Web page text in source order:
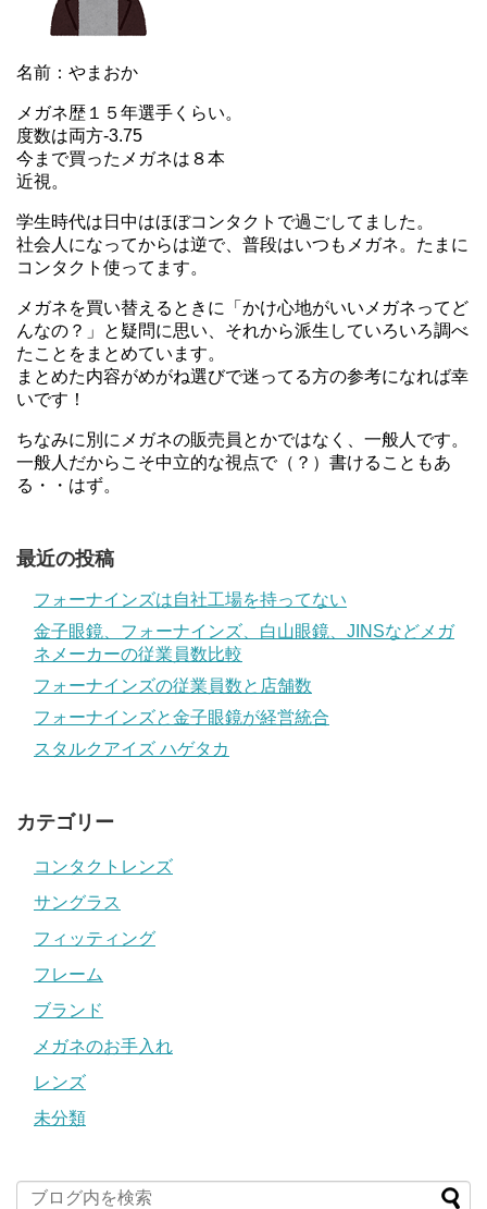
名前：やまおか
メガネ歴１５年選手くらい。
度数は両方-3.75
今まで買ったメガネは８本
近視。
学生時代は日中はほぼコンタクトで過ごしてました。
社会人になってからは逆で、普段はいつもメガネ。たまに
コンタクト使ってます。
メガネを買い替えるときに「かけ心地がいいメガネってど
んなの？」と疑問に思い、それから派生していろいろ調べ
たことをまとめています。
まとめた内容がめがね選びで迷ってる方の参考になれば幸
いです！
ちなみに別にメガネの販売員とかではなく、一般人です。
一般人だからこそ中立的な視点で（？）書けることもあ
る・・はず。
最近の投稿
フォーナインズは自社工場を持ってない
金子眼鏡、フォーナインズ、白山眼鏡、JINSなどメガ
ネメーカーの従業員数比較
フォーナインズの従業員数と店舗数
フォーナインズと金子眼鏡が経営統合
スタルクアイズ ハゲタカ
カテゴリー
コンタクトレンズ
サングラス
フィッティング
フレーム
ブランド
メガネのお手入れ
レンズ
未分類